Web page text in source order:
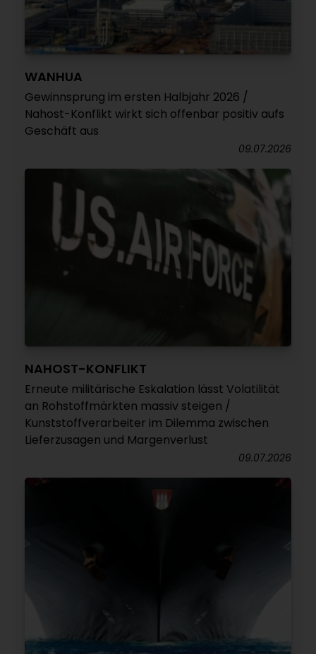
WANHUA
Gewinnsprung im ersten Halbjahr 2026 /
Nahost-Konflikt wirkt sich offenbar positiv aufs
Geschäft aus
09.07.2026
NAHOST-KONFLIKT
Erneute militärische Eskalation lässt Volatilität
an Rohstoffmärkten massiv steigen /
Kunststoffverarbeiter im Dilemma zwischen
Lieferzusagen und Margenverlust
09.07.2026